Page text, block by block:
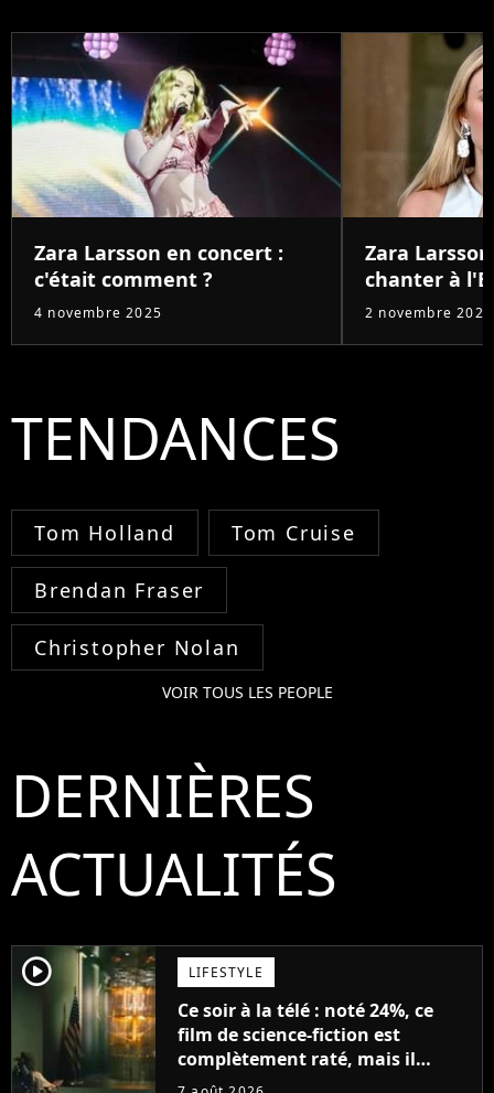
Zara Larsson en concert :
c'était comment ?
4 novembre 2025
Zara
chanter à
2 novembre 2025
TENDANCES
Tom Holland Tom Cruise
Brendan Fraser
Christopher Nolan
VOIR TOUS LES PEOPLE
DERNIÈRES
ACTUALITÉS
player2 LIFESTYLE
Ce soir à la télé : noté 24%, ce
film de science-fiction est
complètement raté, mais il
aurait pu être encore pire à